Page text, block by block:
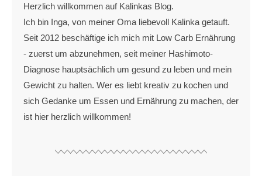
Herzlich willkommen auf Kalinkas Blog.
Ich bin Inga, von meiner Oma liebevoll Kalinka getauft.
Seit 2012 beschäftige ich mich mit Low Carb Ernährung
- zuerst um abzunehmen, seit meiner Hashimoto-
Diagnose hauptsächlich um gesund zu leben und mein
Gewicht zu halten. Wer es liebt kreativ zu kochen und
sich Gedanke um Essen und Ernährung zu machen, der
ist hier herzlich willkommen!